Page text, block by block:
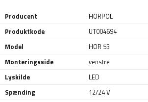
Producent
HORPOL
Produktkode
UT004694
Model
HOR 53
Monteringsside
venstre
Lyskilde
LED
Spænding
12/24 V